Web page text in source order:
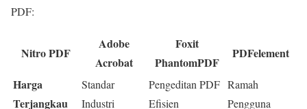
PDF:
Nitro PDF
Adobe
Acrobat
Foxit
PhantomPDF
PDFelement
Harga
Terjangkau
Standar
Industri
Pengeditan PDF
Efisien
Ramah
Pengguna